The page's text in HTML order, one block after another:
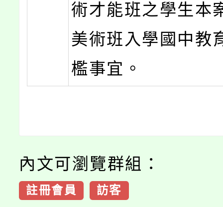
術才能班之學生本
美術班入學國中教
檻事宜。
內文可瀏覽群組：
註冊會員 訪客